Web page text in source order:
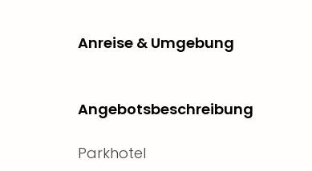
Anreise & Umgebung
Angebotsbeschreibung
Parkhotel